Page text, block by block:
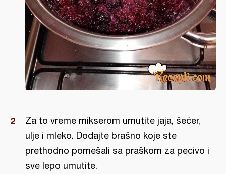
Za to vreme mikserom umutite jaja, šećer,
ulje i mleko. Dodajte brašno koje ste
prethodno pomešali sa praškom za pecivo i
sve lepo umutite.